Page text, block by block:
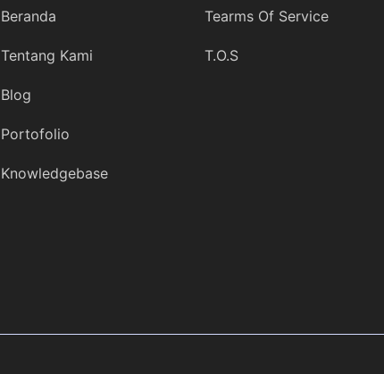
Beranda
Tentang Kami
Blog
Portofolio
Knowledgebase
Tearms Of Service
T.O.S